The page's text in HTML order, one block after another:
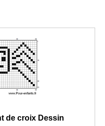
de croix Dessin